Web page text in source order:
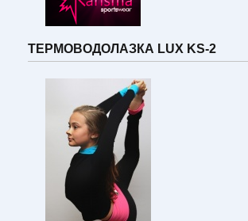
ТЕРМОВОДОЛАЗКА LUX KS-2